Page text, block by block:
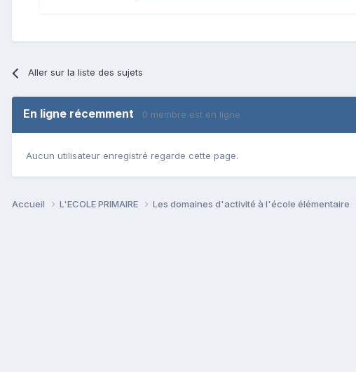
Aller sur la liste des sujets
En ligne récemment 0 membre est en ligne
Aucun utilisateur enregistré regarde cette page.
Accueil L'ECOLE PRIMAIRE Les domaines d'activité à l'école élémentaire